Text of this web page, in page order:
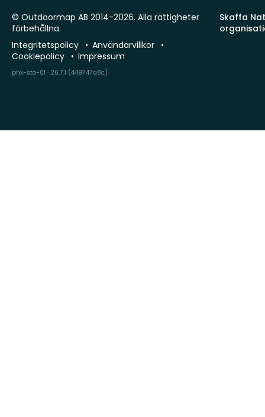
Skaffa
© Outdoormap AB 2014-2026. Alla rättigheter
förbehållna.
Integritetspolicy
Användarvillkor
Cookiepolicy
Impressum
phx-sto-01 · 26.7.1 (449747a8c)